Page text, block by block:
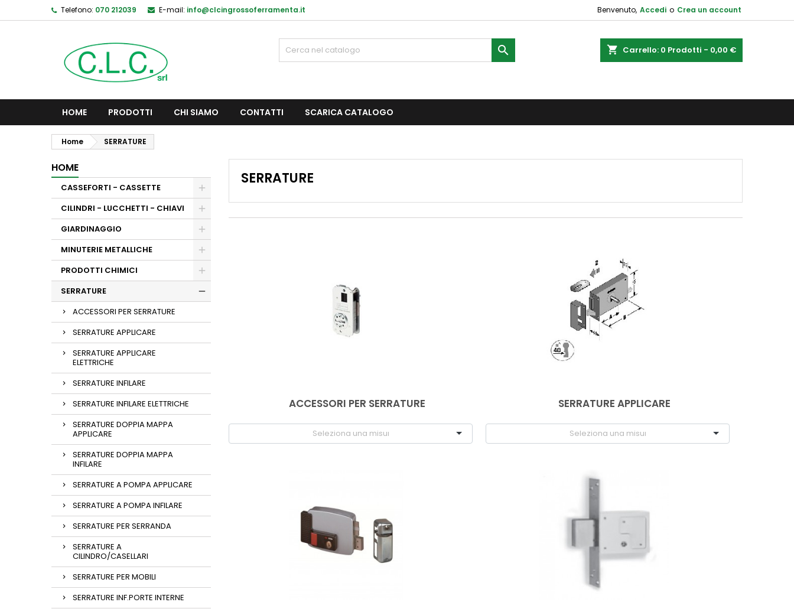
Telefono: 070 212039 E-mail: info@clcingrossoferramenta.it Benvenuto, Accedi o Crea un account
shopping_cart Carrello: 0 Prodotti - 0,00 €

HOME PRODOTTI CHI SIAMO CONTATTI SCARICA CATALOGO
Home SERRATURE
HOME
CASSEFORTI - CASSETTE
CILINDRI - LUCCHETTI - CHIAVI
GIARDINAGGIO
MINUTERIE METALLICHE
PRODOTTI CHIMICI
SERRATURE
ACCESSORI PER SERRATURE
SERRATURE APPLICARE
SERRATURE APPLICARE
ELETTRICHE
SERRATURE INFILARE
SERRATURE INFILARE ELETTRICHE
SERRATURE DOPPIA MAPPA
APPLICARE
SERRATURE DOPPIA MAPPA
INFILARE
SERRATURE A POMPA APPLICARE
SERRATURE A POMPA INFILARE
SERRATURE PER SERRANDA
SERRATURE A
CILINDRO/CASELLARI
SERRATURE PER MOBILI
SERRATURE INF.PORTE INTERNE
SERRATURE
ACCESSORI PER SERRATURE SERRATURE APPLICARE